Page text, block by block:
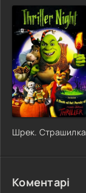
Шрек. Страшилка
Коментарі